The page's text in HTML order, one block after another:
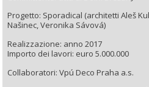
Progetto: Sporadical (architetti Aleš
Našinec, Veronika Sávová)
Realizzazione: anno 2017
Importo dei lavori: euro 5.000.000
Collaboratori: Vpú Deco Praha a.s.